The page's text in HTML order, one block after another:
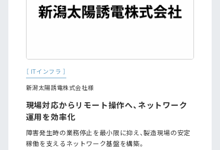
［ ITインフラ ］
新潟太陽誘電株式会社様
現場対応からリモート操作へ、ネットワーク
運用を効率化
障害発生時の業務停止を最小限に抑え、製造現場の安定
稼働を支えるネットワーク基盤を構築。